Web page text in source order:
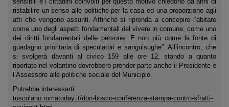
ristabilire un senso alle politiche per la casa ed una proporzione agli
atti che vengono assunti. Affinché si riprenda a concepire l’abitare
come uno degli aspetti fondamentali del vivere in comune, come uno
dei diritti fondamentali delle persone. E non più come la fonte di
guadagno prioritaria di speculatori e sanguisughe”. All’incontro, che
si svolgerà davanti al civico 159 alle ore 12, stando a quanto
riportato nel volantino dovrebbero prender parte anche il Presidente e
l’Assessore alle politiche sociale del Municipio.
Potrebbe interessarti:
tuscolano.romatoday.it/don-bosco-conferenza-stampa-contro-sfratti-